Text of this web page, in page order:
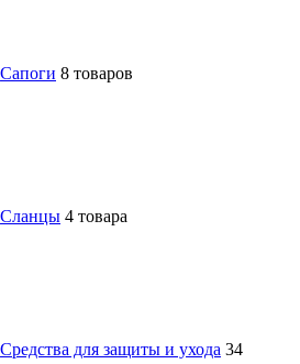
Сапоги 8 товаров
Сланцы 4 товара
Средства для защиты и ухода 34